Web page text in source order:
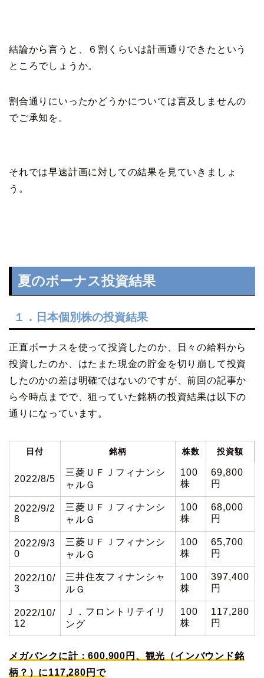
結論から言うと、６割くらいは計画通りできたという
ところでしょうか。
割合通りにいったかどうかについては言及しませんの
でご承知を。
それでは早速計画に対しての結果を見ていきましょ
う。
夏のボーナス投資結果
１．日本個別株の投資結果
正直ボーナスを使って投資したのか、日々の給料から
投資したのか、はたまた現金の貯金を切り崩して投資
したのかの差は明確ではないのですが、前回の記事か
ら今時点までで、狙っていた銘柄の投資結果は以下の
通りになっています。
日付 銘柄 株数 投資額
2022/8/5
三菱ＵＦＪフィナンシ
ャルＧ
100
株
69,800
円
2022/9/2
8
三菱ＵＦＪフィナンシ
ャルＧ
100
株
68,000
円
2022/9/3
0
三菱ＵＦＪフィナンシ
ャルＧ
100
株
65,700
円
2022/10/
3
三井住友フィナンシャ
ルＧ
100
株
397,400
円
2022/10/
12
Ｊ．フロントリテイリ
ング
100
株
117,280
円
メガバンクに計：600,900円、観光（インバウンド銘
柄？）に117,280円で